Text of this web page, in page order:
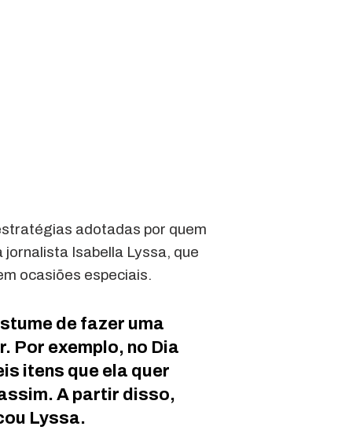
adotadas por quem
Isabella Lyssa, que
ocasiões especiais.
de fazer uma
Por exemplo, no Dia
itens que ela quer
A partir disso,
Lyssa.